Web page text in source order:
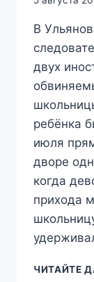
В
двух
ребёнка
июля
дворе
когда
прихода
ЧИТАЙТЕ